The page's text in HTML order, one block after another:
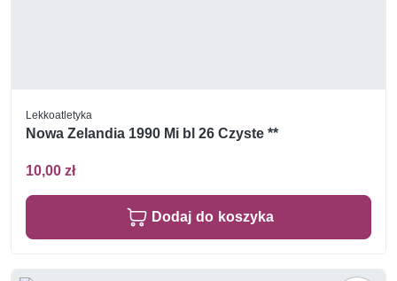
Lekkoatletyka
Nowa Zelandia 1990 Mi bl 26 Czyste **
10,00 zł
Dodaj do koszyka